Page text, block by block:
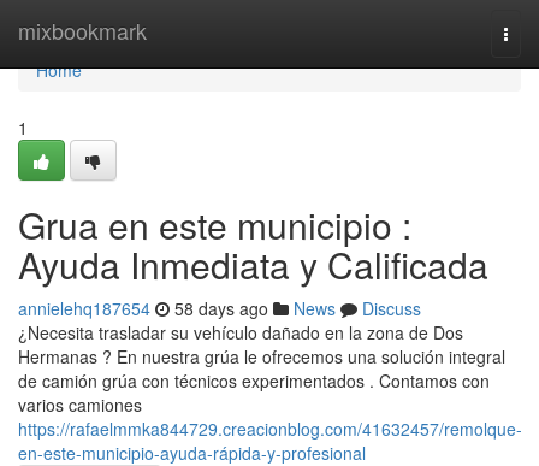
mixbookmark
Home
Home
1
Grua en este municipio :
Ayuda Inmediata y Calificada
annielehq187654 58 days ago News
Discuss
¿Necesita trasladar su vehículo dañado en la zona de Dos
Hermanas ? En nuestra grúa le ofrecemos una solución integral
de camión grúa con técnicos experimentados . Contamos con
varios camiones
https://rafaelmmka844729.creacionblog.com/41632457/remolque-
en-este-municipio-ayuda-rápida-y-profesional